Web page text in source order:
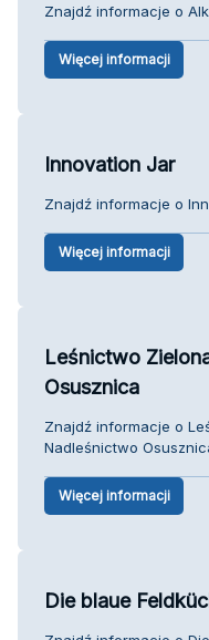
Znajdź informacje o
Więcej informacji
Innovation Jar
Znajdź informacje o
Więcej informacji
Leśnictwo
Osusznica
Znajdź informacje o
Nadleśnictwo
Więcej informacji
Die blaue